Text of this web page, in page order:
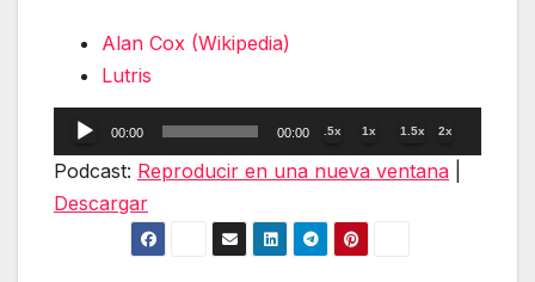
Alan Cox (Wikipedia)
Lutris
Reproductor
de
00:00 00:00 .5x 1x 1.5x 2x
Podcast: Reproducir en una nueva ventana
Descargar